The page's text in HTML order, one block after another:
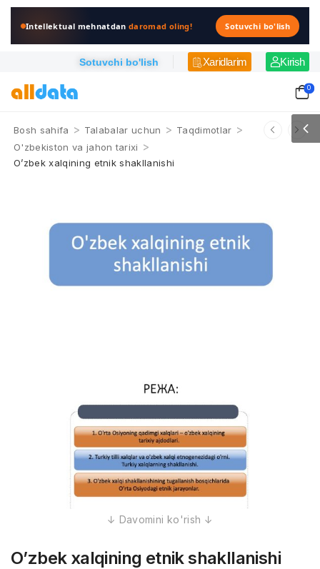
Intellektual mehnatdandaromad oling! Sotuvchi bo'lish
Sotuvchi bo'lish Xaridlarim Kirish
0
Bosh sahifa > Talabalar uchun > Taqdimotlar >
O'zbekiston va jahon tarixi >
O’zbek xalqining etnik shakllanishi
O’zbek xalqining etnik shakllanishi